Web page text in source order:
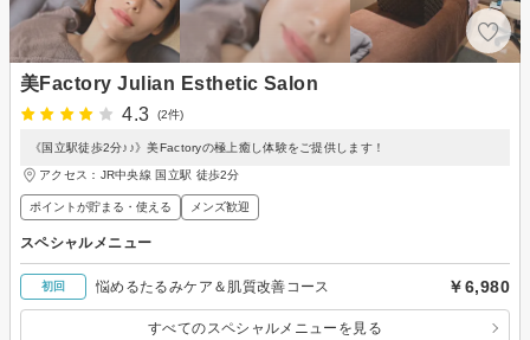
美Factory Julian Esthetic Salon
4.3
(2件)
《国立駅徒歩2分♪♪》美Factoryの極上癒し体験をご提供します！
アクセス：JR中央線 国立駅 徒歩2分
ポイントが貯まる・使える メンズ歓迎
スペシャルメニュー
初回 悩めるたるみケア＆肌質改善コース ￥6,980
すべてのスペシャルメニューを見る